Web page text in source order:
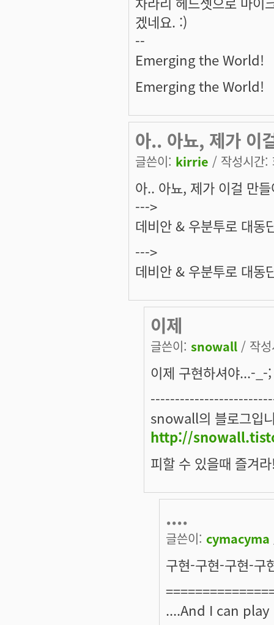
겠네요. :)
--
Emerging the World!
Emerging the World!
아.. 아뇨, 제가 이
글쓴이: kirrie / 작성시간
아.. 아뇨, 제가 이걸 만
--->
데비안 & 우분투로 대동
--->
데비안 & 우분투로 대동
이제
글쓴이: snowall / 작
이제 구현하셔야...-_-;
snowall의 블로그입
http://
피할 수 있을때 즐겨
....
글쓴이: cymacyma
구현-구현-구현-구
....And I can